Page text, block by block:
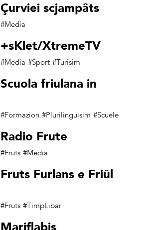
Çurviei scjampâts
#Media
+sKlet/XtremeTV
#Media #Sport #Turisim
Scuola friulana in
#Formazion #Plurilinguisim #Scuele
Radio Frute
#Fruts #Media
Fruts Furlans e Friûl
#Fruts #TimpLibar